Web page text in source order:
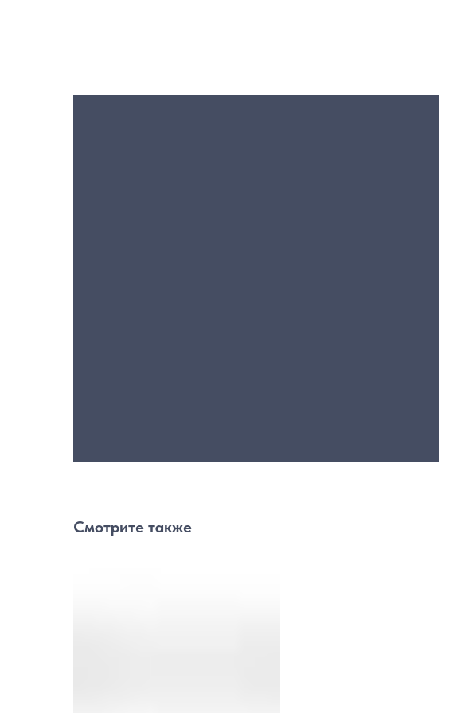
Смотрите также